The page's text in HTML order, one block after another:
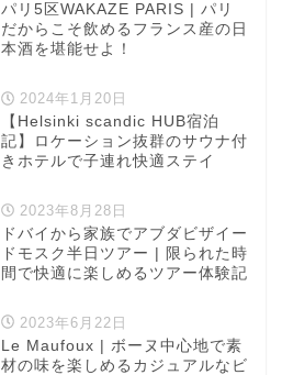
パリ5区WAKAZE PARIS | パリ
だからこそ飲めるフランス産の日
本酒を堪能せよ！
2024年1月20日
【Helsinki scandic HUB宿泊
記】ロケーション抜群のサウナ付
きホテルで子連れ快適ステイ
2023年8月28日
ドバイから家族でアブダビザイー
ドモスク半日ツアー | 限られた時
間で快適に楽しめるツアー体験記
2023年6月22日
Le Maufoux | ボーヌ中心地で素
材の味を楽しめるカジュアルなビ